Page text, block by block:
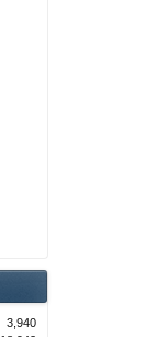
3,940